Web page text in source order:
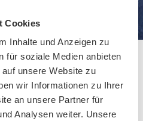
Cookies
Inhalte und Anzeigen zu
für soziale Medien anbieten
unsere Website zu
wir Informationen zu Ihrer
an unsere Partner für
Analysen weiter. Unsere